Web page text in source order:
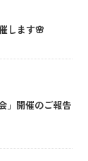
します🌸
」開催のご報告